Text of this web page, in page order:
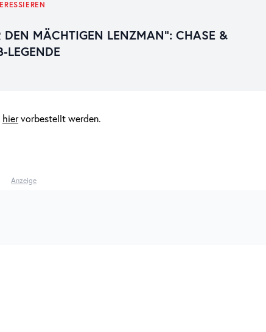
DEN MÄCHTIGEN LENZMAN“: CHASE &
LEGENDE
hiervorbestellt werden.
Anzeige